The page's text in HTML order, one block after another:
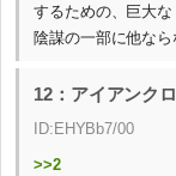
するための、巨大
陰謀の一部に他なら
12：アイアンク
ID:EHYBb7/00
>>2